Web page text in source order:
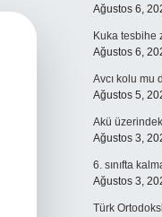
Ağustos 6,
Kuka tesbihe
Ağustos 6,
Avcı kolu mu
Ağustos 5,
Akü
Ağustos 3,
6. sınıfta
Ağustos 3,
Türk